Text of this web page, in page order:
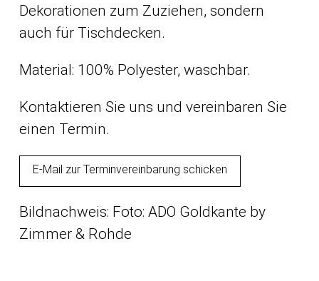
Dekorationen zum Zuziehen, sondern
auch für Tischdecken.
Material: 100% Polyester, waschbar.
Kontaktieren Sie uns und vereinbaren Sie
einen Termin.
E-Mail zur Terminvereinbarung schicken
Bildnachweis: Foto: ADO Goldkante by
Zimmer & Rohde